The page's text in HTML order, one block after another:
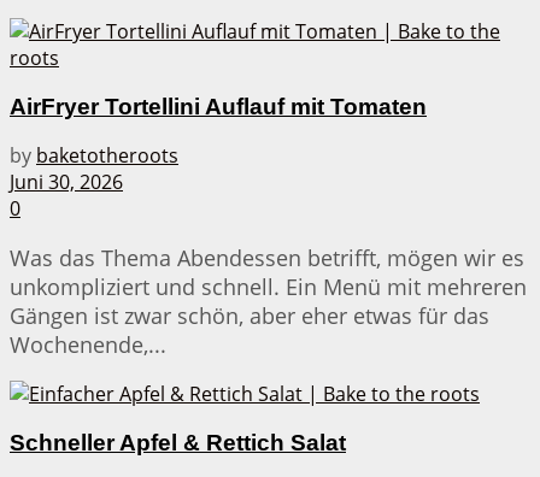
AirFryer Tortellini Auflauf mit Tomaten
by baketotheroots
Juni 30, 2026
0
Was das Thema Abendessen betrifft, mögen wir es
unkompliziert und schnell. Ein Menü mit mehreren
Gängen ist zwar schön, aber eher etwas für das
Wochenende,...
Schneller Apfel & Rettich Salat